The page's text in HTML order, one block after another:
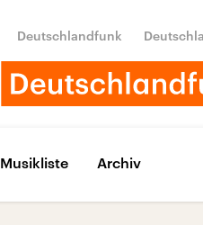
Deutschlandfunk
Musikliste Archiv